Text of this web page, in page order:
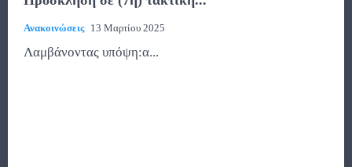
Ανακοινώσεις 13 Μαρτίου 2025
Λαμβάνοντας υπόψη:α...